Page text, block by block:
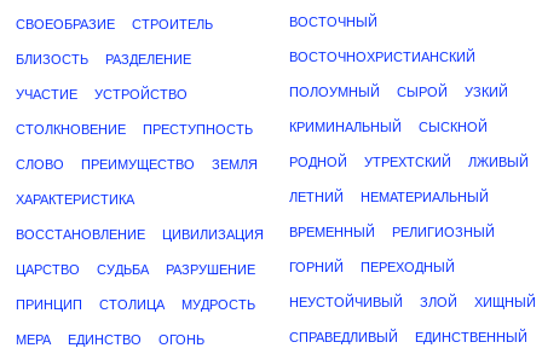
СВОЕОБРАЗИЕ СТРОИТЕЛЬ
БЛИЗОСТЬ РАЗДЕЛЕНИЕ
УЧАСТИЕ УСТРОЙСТВО
СТОЛКНОВЕНИЕ ПРЕСТУПНОСТЬ
СЛОВО ПРЕИМУЩЕСТВО ЗЕМЛЯ
ХАРАКТЕРИСТИКА
ВОССТАНОВЛЕНИЕ ЦИВИЛИЗАЦИЯ
ЦАРСТВО СУДЬБА РАЗРУШЕНИЕ
ПРИНЦИП СТОЛИЦА МУДРОСТЬ
МЕРА ЕДИНСТВО ОГОНЬ
ВОСТОЧНЫЙ
ВОСТОЧНОХРИСТИАНСКИЙ
ПОЛОУМНЫЙ СЫРОЙ УЗКИЙ
КРИМИНАЛЬНЫЙ СЫСКНОЙ
РОДНОЙ УТРЕХТСКИЙ ЛЖИВЫЙ
ЛЕТНИЙ НЕМАТЕРИАЛЬНЫЙ
ВРЕМЕННЫЙ РЕЛИГИОЗНЫЙ
ГОРНИЙ ПЕРЕХОДНЫЙ
НЕУСТОЙЧИВЫЙ ЗЛОЙ ХИЩНЫЙ
СПРАВЕДЛИВЫЙ ЕДИНСТВЕННЫЙ